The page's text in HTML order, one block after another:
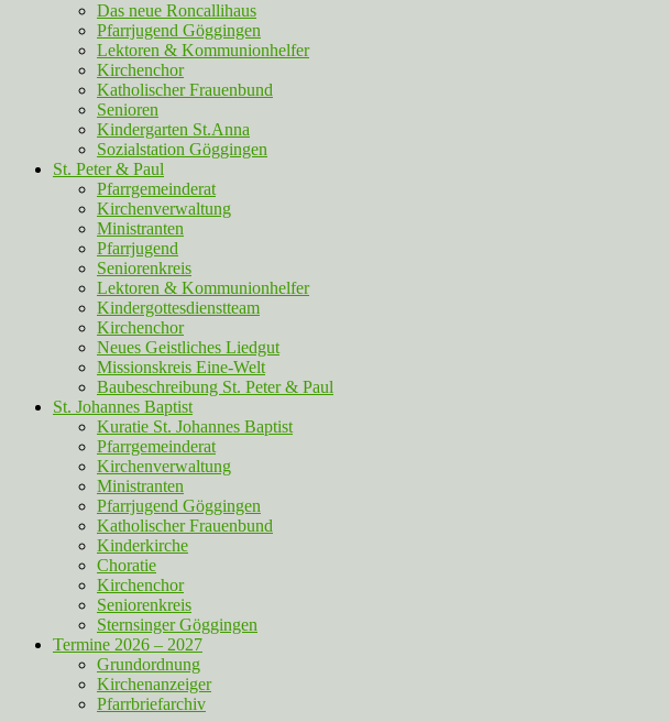
Das neue Roncallihaus
Pfarrjugend Göggingen
Lektoren & Kommunionhelfer
Kirchenchor
Katholischer Frauenbund
Senioren
Kindergarten St.Anna
Sozialstation Göggingen
St. Peter & Paul
Pfarrgemeinderat
Kirchenverwaltung
Ministranten
Pfarrjugend
Seniorenkreis
Lektoren & Kommunionhelfer
Kindergottesdienstteam
Kirchenchor
Neues Geistliches Liedgut
Missionskreis Eine-Welt
Baubeschreibung St. Peter & Paul
St. Johannes Baptist
Kuratie St. Johannes Baptist
Pfarrgemeinderat
Kirchenverwaltung
Ministranten
Pfarrjugend Göggingen
Katholischer Frauenbund
Kinderkirche
Choratie
Kirchenchor
Seniorenkreis
Sternsinger Göggingen
Termine 2026 – 2027
Grundordnung
Kirchenanzeiger
Pfarrbriefarchiv